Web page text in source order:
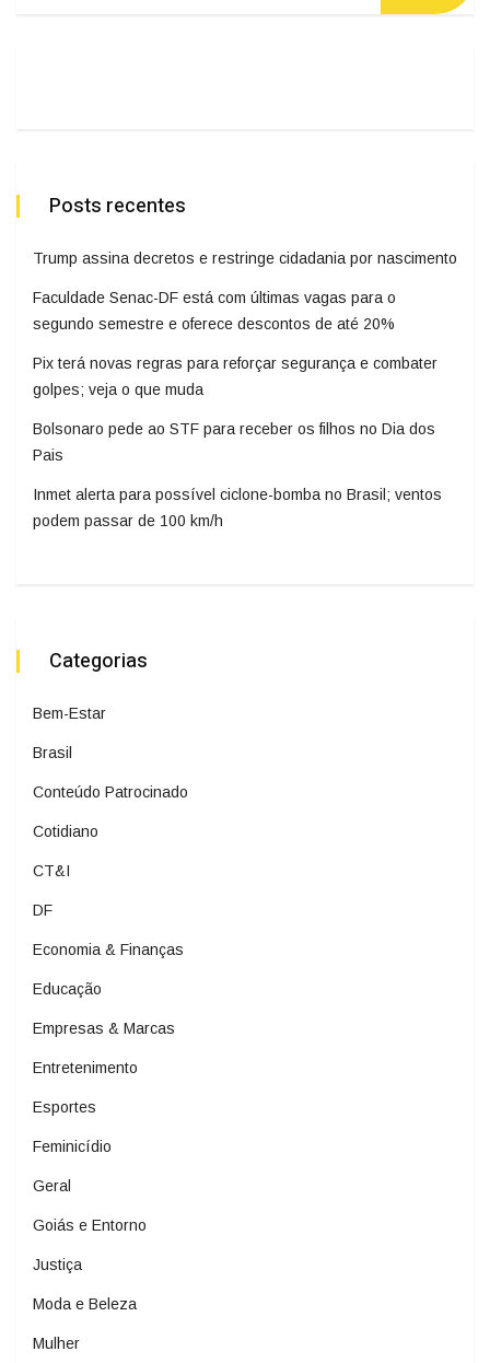
Posts recentes
Trump assina decretos e restringe cidadania por nascimento
Faculdade Senac-DF está com últimas vagas para o
segundo semestre e oferece descontos de até 20%
Pix terá novas regras para reforçar segurança e combater
golpes; veja o que muda
Bolsonaro pede ao STF para receber os filhos no Dia dos
Pais
Inmet alerta para possível ciclone-bomba no Brasil; ventos
podem passar de 100 km/h
Categorias
Bem-Estar
Brasil
Conteúdo Patrocinado
Cotidiano
CT&I
DF
Economia & Finanças
Educação
Empresas & Marcas
Entretenimento
Esportes
Feminicídio
Geral
Goiás e Entorno
Justiça
Moda e Beleza
Mulher